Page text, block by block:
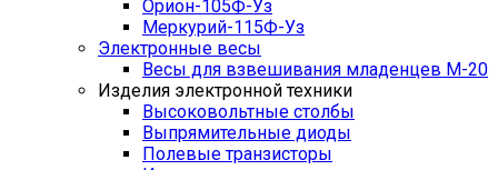
Орион-105Ф-Уз
Меркурий-115Ф-Уз
Электронные весы
Весы для взвешивания младенцев М-20
Изделия электронной техники
Высоковольтные столбы
Выпрямительные диоды
Полевые транзисторы